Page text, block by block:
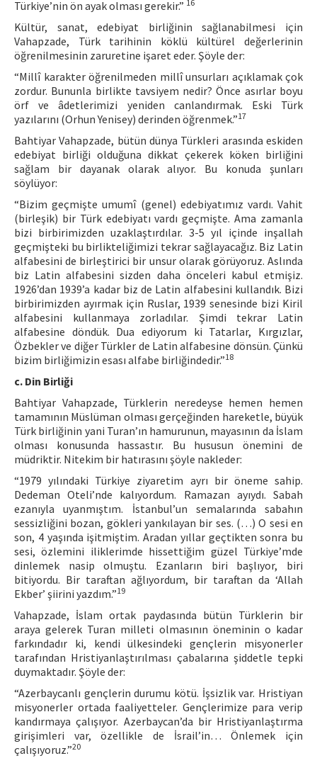
Türkiye’nin ön ayak olması gerekir.” 16
Kültür, sanat, edebiyat birliğinin sağlanabilmesi için
Vahapzade, Türk tarihinin köklü kültürel değerlerinin
öğrenilmesinin zaruretine işaret eder. Şöyle der:
“Millî karakter öğrenilmeden millî unsurları açıklamak çok
zordur. Bununla birlikte tavsiyem nedir? Önce asırlar boyu
örf ve âdetlerimizi yeniden canlandırmak. Eski Türk
yazılarını (Orhun Yenisey) derinden öğrenmek.”17
Bahtiyar Vahapzade, bütün dünya Türkleri arasında eskiden
edebiyat birliği olduğuna dikkat çekerek köken birliğini
sağlam bir dayanak olarak alıyor. Bu konuda şunları
söylüyor:
“Bizim geçmişte umumî (genel) edebiyatımız vardı. Vahit
(birleşik) bir Türk edebiyatı vardı geçmişte. Ama zamanla
bizi birbirimizden uzaklaştırdılar. 3-5 yıl içinde inşallah
geçmişteki bu birlikteliğimizi tekrar sağlayacağız. Biz Latin
alfabesini de birleştirici bir unsur olarak görüyoruz. Aslında
biz Latin alfabesini sizden daha önceleri kabul etmişiz.
1926’dan 1939’a kadar biz de Latin alfabesini kullandık. Bizi
birbirimizden ayırmak için Ruslar, 1939 senesinde bizi Kiril
alfabesini kullanmaya zorladılar. Şimdi tekrar Latin
alfabesine döndük. Dua ediyorum ki Tatarlar, Kırgızlar,
Özbekler ve diğer Türkler de Latin alfabesine dönsün. Çünkü
bizim birliğimizin esası alfabe birliğindedir.”18
c. Din Birliği
Bahtiyar Vahapzade, Türklerin neredeyse hemen hemen
tamamının Müslüman olması gerçeğinden hareketle, büyük
Türk birliğinin yani Turan’ın hamurunun, mayasının da İslam
olması konusunda hassastır. Bu hususun önemini de
müdriktir. Nitekim bir hatırasını şöyle nakleder:
“1979 yılındaki Türkiye ziyaretim ayrı bir öneme sahip.
Dedeman Oteli’nde kalıyordum. Ramazan ayıydı. Sabah
ezanıyla uyanmıştım. İstanbul’un semalarında sabahın
sessizliğini bozan, gökleri yankılayan bir ses. (…) O sesi en
son, 4 yaşında işitmiştim. Aradan yıllar geçtikten sonra bu
sesi, özlemini iliklerimde hissettiğim güzel Türkiye’mde
dinlemek nasip olmuştu. Ezanların biri başlıyor, biri
bitiyordu. Bir taraftan ağlıyordum, bir taraftan da ‘Allah
Ekber’ şiirini yazdım.”19
Vahapzade, İslam ortak paydasında bütün Türklerin bir
araya gelerek Turan milleti olmasının öneminin o kadar
farkındadır ki, kendi ülkesindeki gençlerin misyonerler
tarafından Hristiyanlaştırılması çabalarına şiddetle tepki
duymaktadır. Şöyle der:
“Azerbaycanlı gençlerin durumu kötü. İşsizlik var. Hristiyan
misyonerler ortada faaliyetteler. Gençlerimize para verip
kandırmaya çalışıyor. Azerbaycan’da bir Hristiyanlaştırma
girişimleri var, özellikle de İsrail’in… Önlemek için
çalışıyoruz.”20